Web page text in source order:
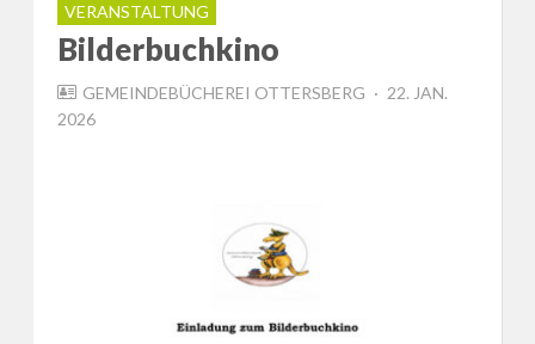
VERANSTALTUNG
Bilderbuchkino
GEMEINDEBÜCHEREI OTTERSBERG
POSTED
22. JAN.
2026